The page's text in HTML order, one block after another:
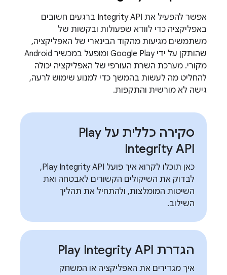
אפשר להפעיל את Integrity API ברגעים חשובים
באפליקציה כדי לוודא שפעולות ובקשות של
משתמשים מגיעות מהקוד הבינארי של האפליקציה,
שהותקן על ידי Google Play ומופעל במכשיר Android
מקורי. מערכת השרת העורפי של האפליקציה יכולה
להחליט מה לעשות בהמשך כדי למנוע שימוש לרעה,
גישה לא מורשית והתקפות.
סקירה כללית על Play
Integrity API
כאן תוכלו לקרוא איך פועל Play Integrity API,
לבדוק את השיקולים הקשורים לאבטחה ואת
השיטות המומלצות, ולהתחיל את תהליך
השילוב.
הגדרת Play Integrity API
איך מגדירים את האפליקציה או המשחק